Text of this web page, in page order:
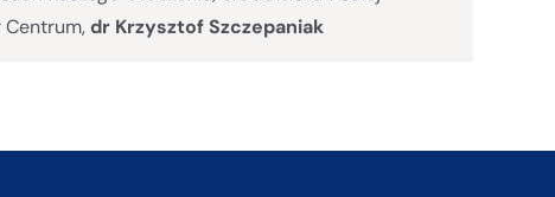
dr Krzysztof Szczepaniak